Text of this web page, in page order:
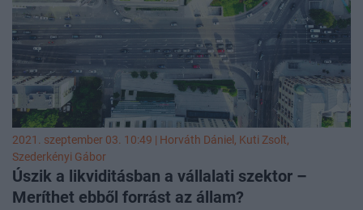
2021. szeptember 03. 10:49 | Horváth Dániel , Kuti Zsolt,
Szederkényi Gábor
Úszik a likviditásban a vállalati szektor –
Meríthet ebből forrást az állam?